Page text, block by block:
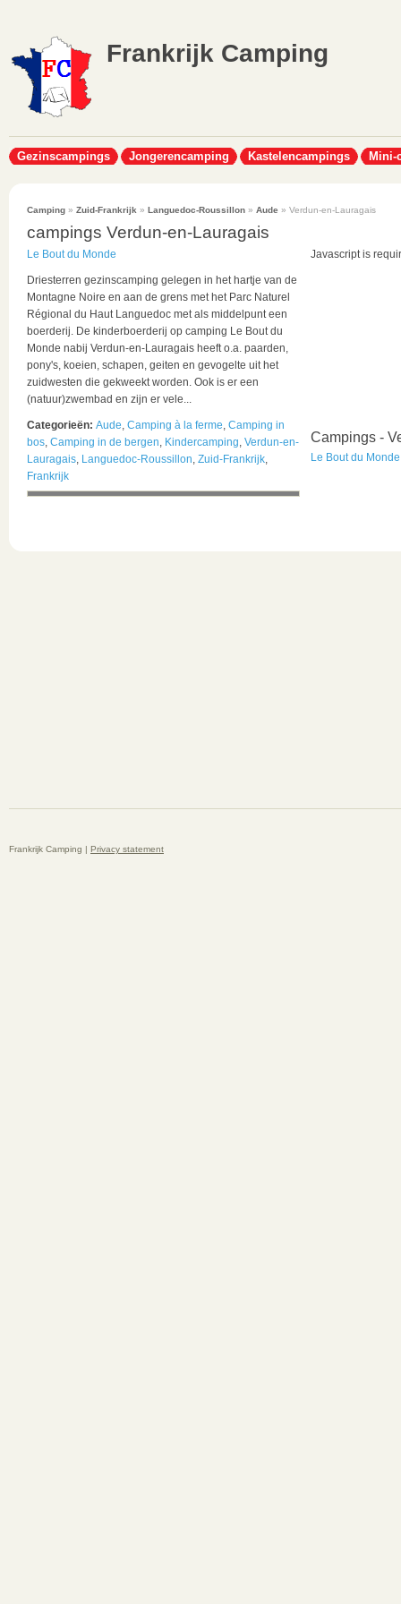
Frankrijk Camping
Gezinscampings Jongerencamping Kastelencampings Mini-
Camping » Zuid-Frankrijk » Languedoc-Roussillon » Aude » Verdun-en-Lauragais
campings Verdun-en-Lauragais
Le Bout du Monde
Driesterren gezinscamping gelegen in het hartje van de
Montagne Noire en aan de grens met het Parc Naturel
Régional du Haut Languedoc met als middelpunt een
boerderij. De kinderboerderij op camping Le Bout du
Monde nabij Verdun-en-Lauragais heeft o.a. paarden,
pony's, koeien, schapen, geiten en gevogelte uit het
zuidwesten die gekweekt worden. Ook is er een
(natuur)zwembad en zijn er vele...
Categorieën: Aude, Camping à la ferme, Camping in
bos, Camping in de bergen, Kindercamping, Verdun-en-
Lauragais, Languedoc-Roussillon, Zuid-Frankrijk,
Frankrijk
Javascript is
Campings -
Le Bout du Monde
Frankrijk Camping | Privacy statement